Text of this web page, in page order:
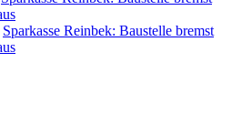
Sparkasse Reinbek: Baustelle bremst